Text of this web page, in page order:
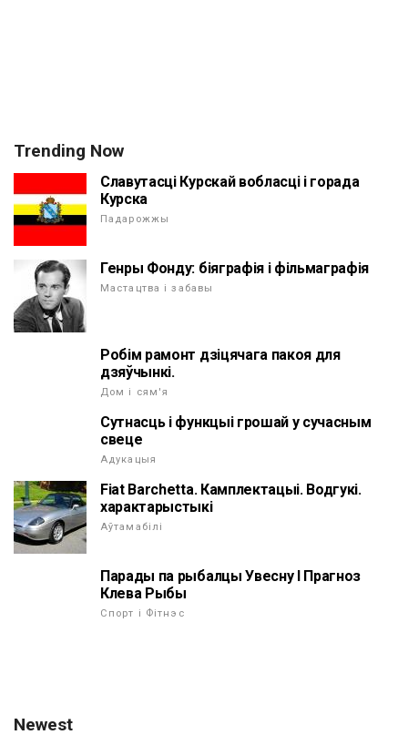
Trending Now
Славутасці Курскай вобласці і горада
Курска
Падарожжы
Генры Фонду: біяграфія і фільмаграфія
Мастацтва і забавы
Робім рамонт дзіцячага пакоя для
дзяўчынкі.
Дом і сям'я
Сутнасць і функцыі грошай у сучасным
свеце
Адукацыя
Fiat Barchetta. Камплектацыі. Водгукі.
характарыстыкі
Аўтамабілі
Парады па рыбалцы Увесну І Прагноз
Клева Рыбы
Спорт і Фітнэс
Newest